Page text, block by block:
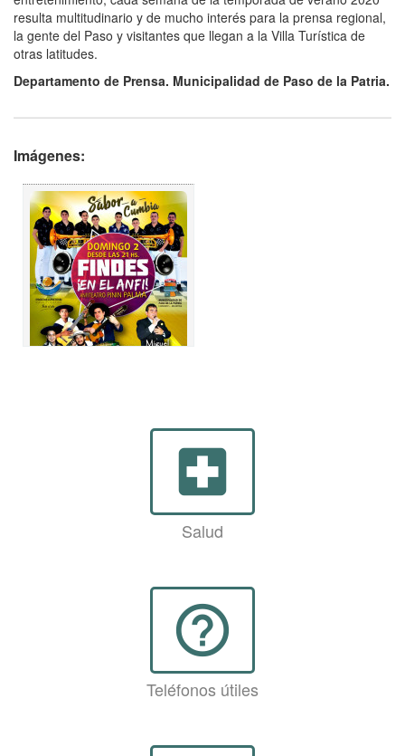
resulta multitudinario y de mucho interés para la prensa regional,
la gente del Paso y visitantes que llegan a la Villa Turística de
otras latitudes.
Departamento de Prensa. Municipalidad de Paso de la Patria.
Imágenes:
local_hospital
Salud
help_outline
Teléfonos útiles